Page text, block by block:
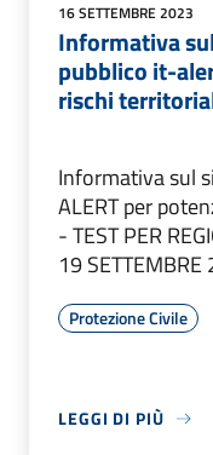
16 SETTEMBRE 2023
Informativa
pubblico it-
rischi
Informativa sul
ALERT per
- TEST PER
19 SETTEMBRE
Protezione Civile
LEGGI DI PIÙ